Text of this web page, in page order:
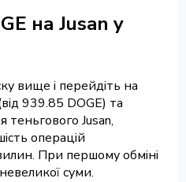
на Jusan у
вище і перейдіть на
939.85 DOGE) та
теньгового Jusan,
операцій
При першому обміні
суми.